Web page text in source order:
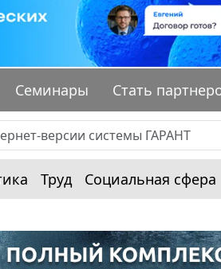
Семинары Стать
Труд Социальная сфера